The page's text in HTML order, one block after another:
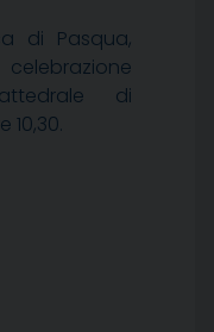
di Pasqua,
di
10,30.